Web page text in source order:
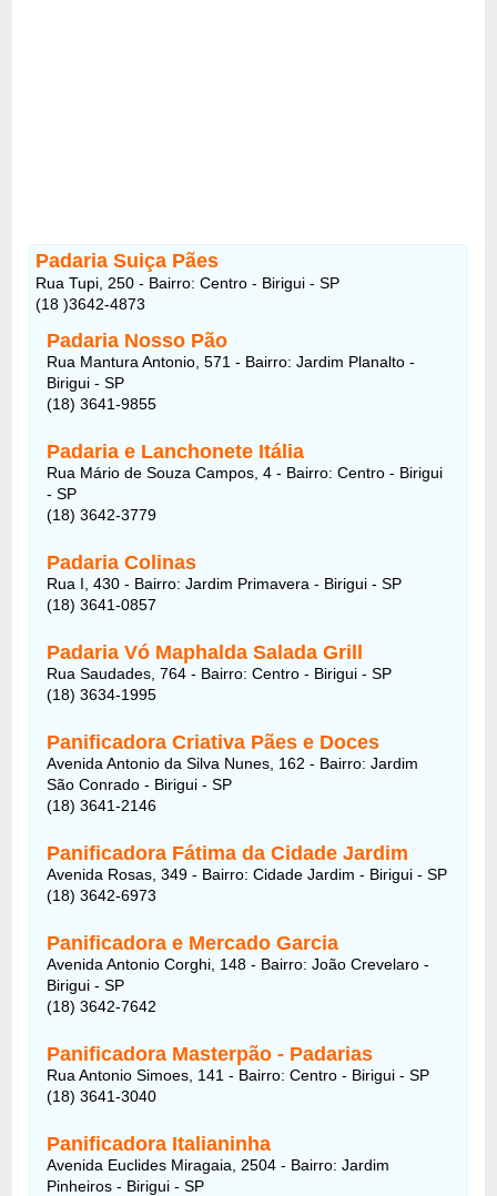
Padaria Suiça Pães
Rua Tupi, 250 - Bairro: Centro - Birigui - SP
(18 )3642-4873
Padaria Nosso Pão
Rua Mantura Antonio, 571 - Bairro: Jardim Planalto -
Birigui - SP
(18) 3641-9855
Padaria e Lanchonete Itália
Rua Mário de Souza Campos, 4 - Bairro: Centro - Birigui
- SP
(18) 3642-3779
Padaria Colinas
Rua I, 430 - Bairro: Jardim Primavera - Birigui - SP
(18) 3641-0857
Padaria Vó Maphalda Salada Grill
Rua Saudades, 764 - Bairro: Centro - Birigui - SP
(18) 3634-1995
Panificadora Criativa Pães e Doces
Avenida Antonio da Silva Nunes, 162 - Bairro: Jardim
São Conrado - Birigui - SP
(18) 3641-2146
Panificadora Fátima da Cidade Jardim
Avenida Rosas, 349 - Bairro: Cidade Jardim - Birigui - SP
(18) 3642-6973
Panificadora e Mercado Garcia
Avenida Antonio Corghi, 148 - Bairro: João Crevelaro -
Birigui - SP
(18) 3642-7642
Panificadora Masterpão - Padarias
Rua Antonio Simoes, 141 - Bairro: Centro - Birigui - SP
(18) 3641-3040
Panificadora Italianinha
Avenida Euclides Miragaia, 2504 - Bairro: Jardim
Pinheiros - Birigui - SP